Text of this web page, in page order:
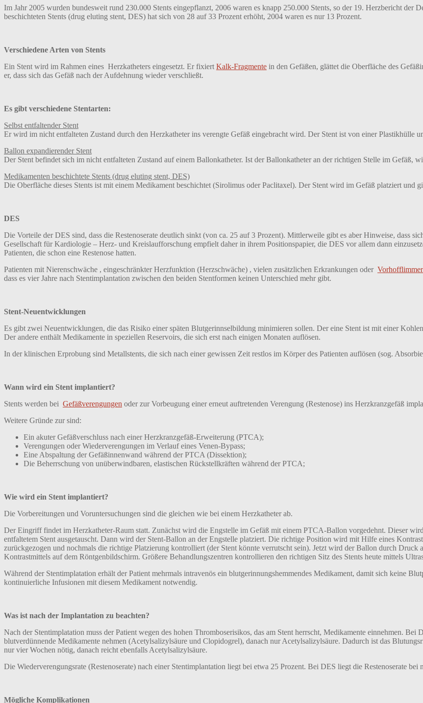
Im Jahr 2005 wurden bundesweit rund 230.000 Stents eingepflanzt, 2006 waren es knapp 250.000 Stents, so der 19. Herzbericht der
beschichteten Stents (drug eluting stent, DES) hat sich von 28 auf 33 Prozent erhöht, 2004 waren es nur 13 Prozent.
Verschiedene Arten von Stents
Ein Stent wird im Rahmen eines Herzkatheters eingesetzt. Er fixiert Kalk-Fragmente in den Gefäßen, glättet die Oberfläche des
er, dass sich das Gefäß nach der Aufdehnung wieder verschließt.
Es gibt verschiedene Stentarten:
Selbst entfaltender Stent
Er wird im nicht entfalteten Zustand durch den Herzkatheter ins verengte Gefäß eingebracht wird. Der Stent ist von einer Plastikhülle
Ballon expandierender Stent
Der Stent befindet sich im nicht entfalteten Zustand auf einem Ballonkatheter. Ist der Ballonkatheter an der richtigen Stelle im Gefäß,
Medikamenten beschichtete Stents (drug eluting stent, DES)
Die Oberfläche dieses Stents ist mit einem Medikament beschichtet (Sirolimus oder Paclitaxel). Der Stent wird im Gefäß platziert und
DES
Die Vorteile der DES sind, dass die Restenoserate deutlich sinkt (von ca. 25 auf 3 Prozent). Mittlerweile gibt es aber Hinweise, dass
Gesellschaft für Kardiologie – Herz- und Kreislaufforschung empfielt daher in ihrem Positionspapier, die DES vor allem dann
Patienten, die schon eine Restenose hatten.
Patienten mit Nierenschwäche , eingeschränkter Herzfunktion (Herzschwäche) , vielen zusätzlichen Erkrankungen oder
dass es vier Jahre nach Stentimplantation zwischen den beiden Stentformen keinen Unterschied mehr gibt.
Stent-Neuentwicklungen
Es gibt zwei Neuentwicklungen, die das Risiko einer späten Blutgerinnselbildung minimieren sollen. Der eine Stent ist mit einer
Der andere enthält Medikamente in speziellen Reservoirs, die sich erst nach einigen Monaten auflösen.
In der klinischen Erprobung sind Metallstents, die sich nach einer gewissen Zeit restlos im Körper des Patienten auflösen (sog.
Wann wird ein Stent implantiert?
Stents werden bei Gefäßverengungen oder zur Vorbeugung einer erneut auftretenden Verengung (Restenose) ins Herzkranzgefäß
Weitere Gründe zur sind:
Ein akuter Gefäßverschluss nach einer Herzkranzgefäß-Erweiterung (PTCA);
Verengungen oder Wiederverengungen im Verlauf eines Venen-Bypass;
Eine Abspaltung der Gefäßinnenwand während der PTCA (Dissektion);
Die Beherrschung von unüberwindbaren, elastischen Rückstellkräften während der PTCA;
Wie wird ein Stent implantiert?
Die Vorbereitungen und Voruntersuchungen sind die gleichen wie bei einem Herzkatheter ab.
Der Eingriff findet im Herzkatheter-Raum statt. Zunächst wird die Engstelle im Gefäß mit einem PTCA-Ballon vorgedehnt. Dieser
entfaltetem Stent ausgetauscht. Dann wird der Stent-Ballon an der Engstelle platziert. Die richtige Position wird mit Hilfe eines
zurückgezogen und nochmals die richtige Platzierung kontrolliert (der Stent könnte verrutscht sein). Jetzt wird der Ballon durch
Kontrastmittels auf dem Röntgenbildschirm. Größere Behandlungszentren kontrollieren den richtigen Sitz des Stents heute mittels
Während der Stentimplatation erhält der Patient mehrmals intravenös ein blutgerinnungshemmendes Medikament, damit sich keine
kontinuierliche Infusionen mit diesem Medikament notwendig.
Was ist nach der Implantation zu beachten?
Nach der Stentimplatation muss der Patient wegen des hohen Thromboserisikos, das am Stent herrscht, Medikamente einnehmen. Bei
blutverdünnende Medikamente nehmen (Acetylsalizylsäure und Clopidogrel), danach nur Acetylsalizylsäure. Dadurch ist das
nur vier Wochen nötig, danach reicht ebenfalls Acetylsalizylsäure.
Die Wiederverengungsrate (Restenoserate) nach einer Stentimplantation liegt bei etwa 25 Prozent. Bei DES liegt die Restenoserate bei
Mögliche Komplikationen